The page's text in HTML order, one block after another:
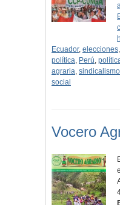
Ecuador, elecciones,
política, Perú,
agraria, sindicalismo
social
Vocero